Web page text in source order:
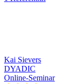
Kai Sievers
DYADIC
Online-Seminar